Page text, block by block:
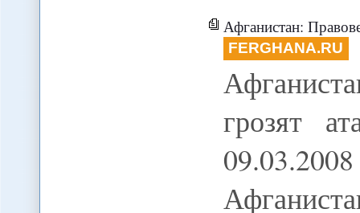
Афганистан:
FERGHANA.RU
грозят